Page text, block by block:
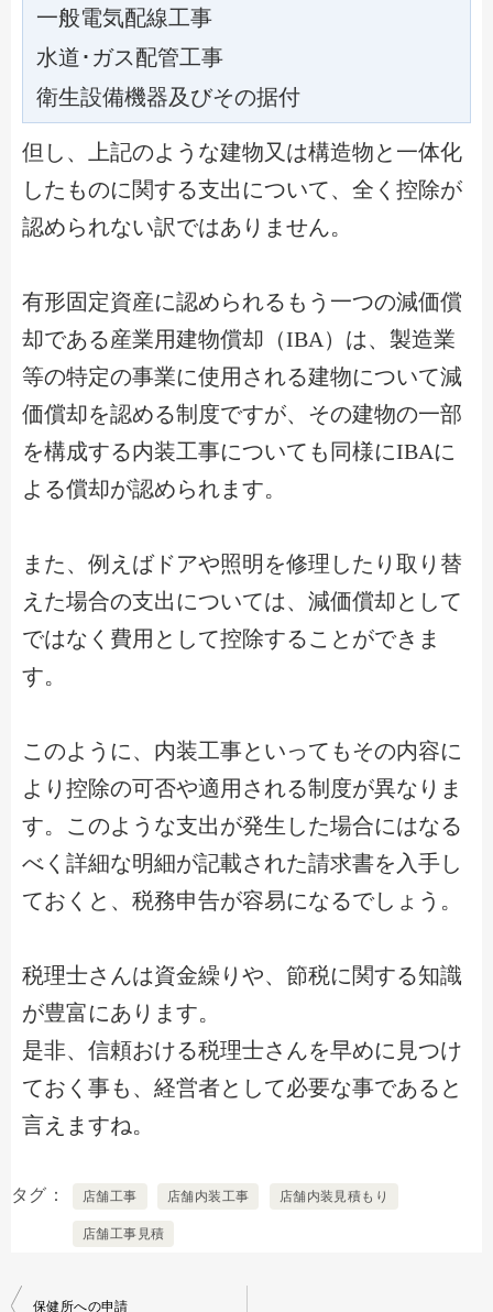
一般電気配線工事
水道･ガス配管工事
衛生設備機器及びその据付
但し、上記のような建物又は構造物と一体化
したものに関する支出について、全く控除が
認められない訳ではありません。
有形固定資産に認められるもう一つの減価償
却である産業用建物償却（IBA）は、製造業
等の特定の事業に使用される建物について減
価償却を認める制度ですが、その建物の一部
を構成する内装工事についても同様にIBAに
よる償却が認められます。
また、例えばドアや照明を修理したり取り替
えた場合の支出については、減価償却として
ではなく費用として控除することができま
す。
このように、内装工事といってもその内容に
より控除の可否や適用される制度が異なりま
す。このような支出が発生した場合にはなる
べく詳細な明細が記載された請求書を入手し
ておくと、税務申告が容易になるでしょう。
税理士さんは資金繰りや、節税に関する知識
が豊富にあります。
是非、信頼おける税理士さんを早めに見つけ
ておく事も、経営者として必要な事であると
言えますね。
タグ 店舗工事 店舗内装工事 店舗内装見積もり
店舗工事見積
保健所への申請